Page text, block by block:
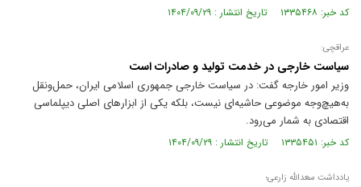
کد خبر: ۱۳۳۵۴۶۸ تاریخ انتشار : ۱۴۰۴/۰۹/۲۹
عراقچی:
سیاست خارجی در خدمت تولید و صادرات است
وزیر امور خارجه گفت: در سیاست خارجی جمهوری اسلامی ایران، حمل‌ونقل
به‌هیچ‌وجه موضوعی حاشیه‌ای نیست، بلکه یکی از ابزار‌های اصلی دیپلماسی
اقتصادی به شمار می‌رود.
کد خبر: ۱۳۳۵۴۵۱ تاریخ انتشار : ۱۴۰۴/۰۹/۲۹
یادداشت سعدالله زارعی؛